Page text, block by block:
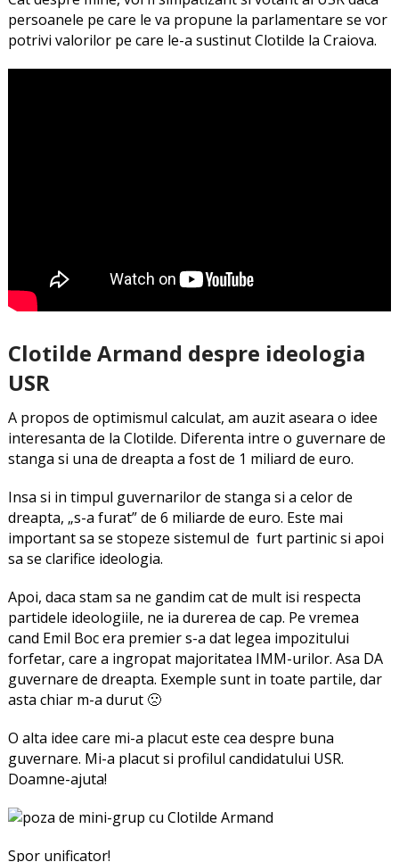
persoanele pe care le va propune la parlamentare se vor
potrivi valorilor pe care le-a sustinut Clotilde la Craiova.
Clotilde Armand despre ideologia
USR
A propos de optimismul calculat, am auzit aseara o idee
interesanta de la Clotilde. Diferenta intre o guvernare de
stanga si una de dreapta a fost de 1 miliard de euro.
Insa si in timpul guvernarilor de stanga si a celor de
dreapta, „s-a furat” de 6 miliarde de euro. Este mai
important sa se stopeze sistemul de furt partinic si apoi
sa se clarifice ideologia.
Apoi, daca stam sa ne gandim cat de mult isi respecta
partidele ideologiile, ne ia durerea de cap. Pe vremea
cand Emil Boc era premier s-a dat legea impozitului
forfetar, care a ingropat majoritatea IMM-urilor. Asa DA
guvernare de dreapta. Exemple sunt in toate partile, dar
asta chiar m-a durut 🙁
O alta idee care mi-a placut este cea despre buna
guvernare. Mi-a placut si profilul candidatului USR.
Doamne-ajuta!
Spor unificator!